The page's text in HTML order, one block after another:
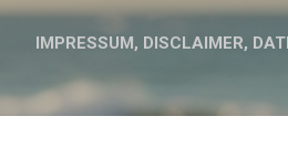
IMPRESSUM, DISCLAIMER,